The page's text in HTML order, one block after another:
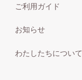
ご利用ガイド
お知らせ
わたしたちについて